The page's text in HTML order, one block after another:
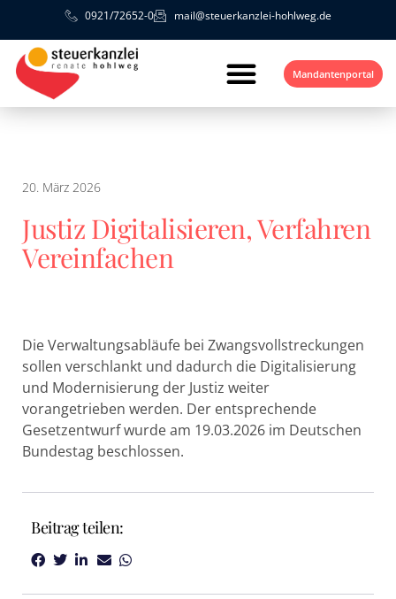
0921/72652-0 mail@steuerkanzlei-hohlweg.de
Mandantenportal
20. März 2026
Justiz Digitalisieren, Verfahren
Vereinfachen
Die Verwaltungsabläufe bei Zwangsvollstreckungen
sollen verschlankt und dadurch die Digitalisierung
und Modernisierung der Justiz weiter
vorangetrieben werden. Der entsprechende
Gesetzentwurf wurde am 19.03.2026 im Deutschen
Bundestag beschlossen.
Beitrag teilen: